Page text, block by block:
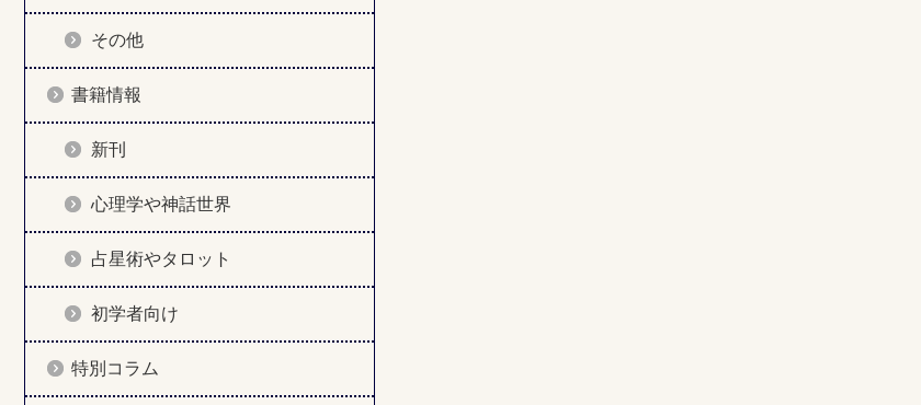
その他
書籍情報
新刊
心理学や神話世界
占星術やタロット
初学者向け
特別コラム